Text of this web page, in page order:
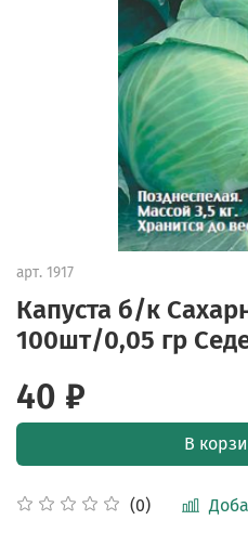
арт. 1917
Капуста б/к
100шт/0,05 гр
(0)
40 ₽
В